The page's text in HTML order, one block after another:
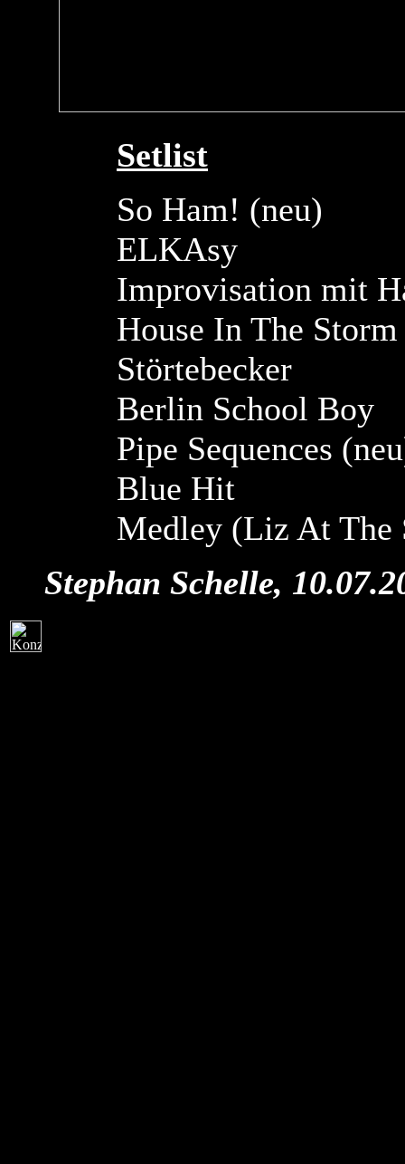
Setlist
So Ham! (neu)
ELKAsy
Improvisation mit
House In The
Störtebecker
Berlin School Boy
Pipe Sequences
Blue Hit
Medley (Liz At The
Stephan Schelle,